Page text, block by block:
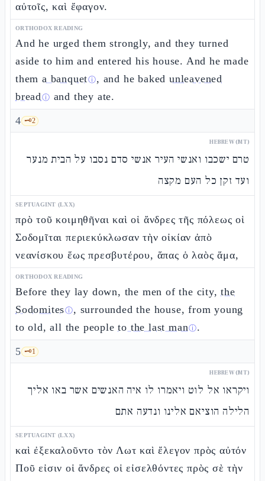
αὐτοῖς, καὶ ἔφαγον.
ORTHODOX READING
And he urged them strongly, and they turned
aside to him and entered his house. And he made
them a banquetⓘ, and he bakedunleavened
breadⓘ and they ate.
4 🗝️2
HEBREW (MT)
טרם ישכבו ואנשי העיר אנשי סדם נסבו על הבית מנער
ועד זקן כל העם מקצה
SEPTUAGINT (LXX)
πρὸ τοῦ κοιμηθῆναι καὶ οἱ ἄνδρες τῆς πόλεως οἱ
Σοδομῖται περιεκύκλωσαν τὴν οἰκίαν ἀπὸ
νεανίσκου ἕως πρεσβυτέρου, ἅπας ὁ λαὸς ἅμα,
ORTHODOX READING
Before they lay down, the men of the city,the
Sodomitesⓘ, surrounded the house, from young
to old, all the peopleto the last manⓘ.
5 🗝️1
HEBREW (MT)
ויקראו אל לוט ויאמרו לו איה האנשים אשר באו אליך
הלילה הוציאם אלינו ונדעה אתם
SEPTUAGINT (LXX)
καὶ ἐξεκαλοῦντο τὸν Λωτ καὶ ἔλεγον πρὸς αὐτόν
Ποῦ εἰσιν οἱ ἄνδρες οἱ εἰσελθόντες πρὸς σὲ τὴν